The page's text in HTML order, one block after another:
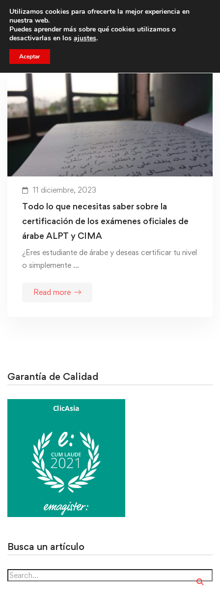
Trae a un amigo y llevaos un total de 75€ de descuento.
11 diciembre, 2023
Todo lo que necesitas saber sobre la
certificación de los exámenes oficiales de
árabe ALPT y CIMA
¿Eres estudiante de árabe y deseas certificar tu nivel
o simplemente …
Read more
Garantía de Calidad
Busca un artículo
Utilizamos cookies para ofrecerte la mejor experiencia en
nuestra web.
Puedes aprender más sobre qué cookies utilizamos o
desactivarlas en los ajustes.
Aceptar